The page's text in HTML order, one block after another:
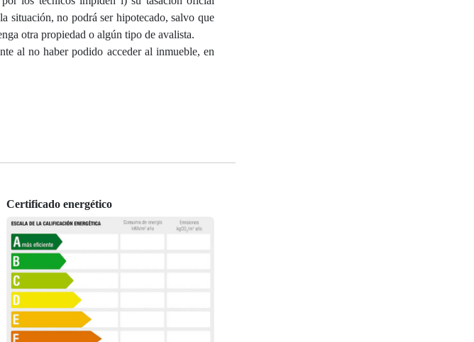
situación, no podrá ser hipotecado, salvo que
otra propiedad o algún tipo de avalista.
al no haber podido acceder al inmueble, en
Certificado energético